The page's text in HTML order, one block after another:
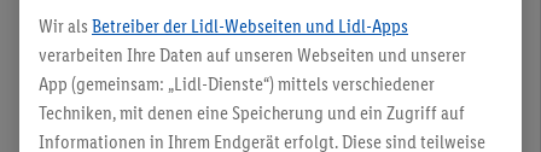
Wir als Betreiber der Lidl-Webseiten und Lidl-Apps
verarbeiten Ihre Daten auf unseren Webseiten und unserer
App (gemeinsam: „Lidl-Dienste“) mittels verschiedener
Techniken, mit denen eine Speicherung und ein Zugriff auf
Informationen in Ihrem Endgerät erfolgt. Diese sind teilweise